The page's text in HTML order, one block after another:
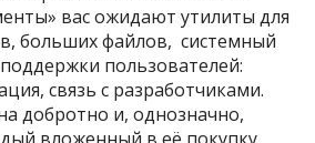
вас ожидают утилиты для
больших файлов, системный
пользователей:
связь с разработчиками.
добротно и, однозначно,